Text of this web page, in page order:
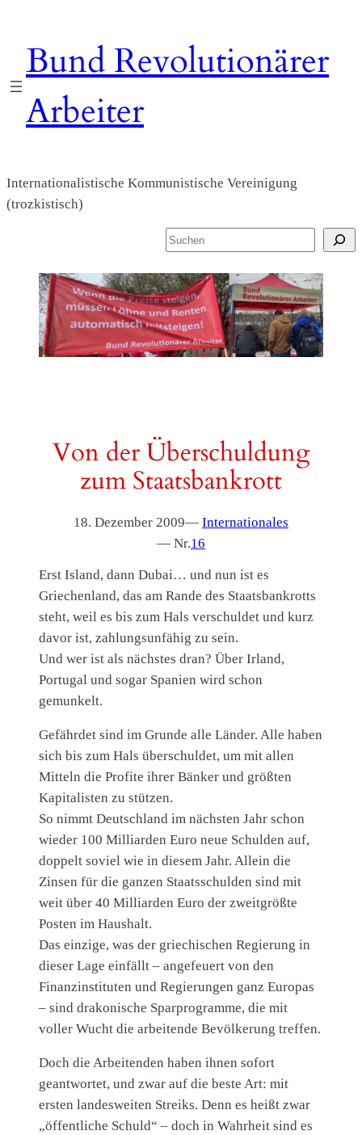
springen
Bund Revolutionärer
Arbeiter
Internationalistische Kommunistische Vereinigung
(trozkistisch)
S
c
h
e
n
Von der Überschuldung
zum Staatsbankrott
18. Dezember 2009— Internationales
— Nr.16
Erst Island, dann Dubai… und nun ist es
Griechenland, das am Rande des Staatsbankrotts
steht, weil es bis zum Hals verschuldet und kurz
davor ist, zahlungsunfähig zu sein.
Und wer ist als nächstes dran? Über Irland,
Portugal und sogar Spanien wird schon
gemunkelt.
Gefährdet sind im Grunde alle Länder. Alle haben
sich bis zum Hals überschuldet, um mit allen
Mitteln die Profite ihrer Bänker und größten
Kapitalisten zu stützen.
So nimmt Deutschland im nächsten Jahr schon
wieder 100 Milliarden Euro neue Schulden auf,
doppelt soviel wie in diesem Jahr. Allein die
Zinsen für die ganzen Staatsschulden sind mit
weit über 40 Milliarden Euro der zweitgrößte
Posten im Haushalt.
Das einzige, was der griechischen Regierung in
dieser Lage einfällt – angefeuert von den
Finanzinstituten und Regierungen ganz Europas
– sind drakonische Sparprogramme, die mit
voller Wucht die arbeitende Bevölkerung treffen.
Doch die Arbeitenden haben ihnen sofort
geantwortet, und zwar auf die beste Art: mit
ersten landesweiten Streiks. Denn es heißt zwar
„öffentliche Schuld“ – doch in Wahrheit sind es